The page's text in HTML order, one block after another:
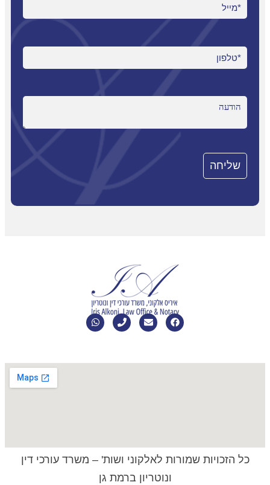
כל הזכויות שמורות לאלקוני ושות' – משרד עורכי דין
ונוטריון ברמת גן